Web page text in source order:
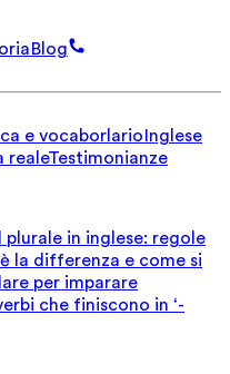
Blog
e vocaborlarioInglese
realeTestimonianze
plurale in inglese: regole
è la differenza e come si
per imparare
che finiscono in ‘-